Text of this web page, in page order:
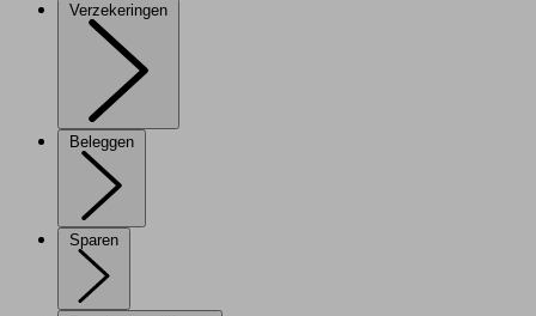
Verzekeringen
Beleggen
Sparen